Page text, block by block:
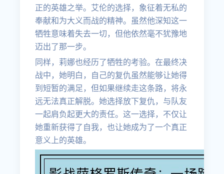
正的英雄之举。艾伦的选择，象征着无私的
奉献和为大义而战的精神。虽然他深知这一
牺牲意味着失去一切，但他依然毫不犹豫地
迈出了那一步。
同样，莉娜也经历了牺牲的考验。在最终决
战中，她明白，自己的复仇虽然能够让她得
到短暂的满足，但如果继续走这条路，将永
远无法真正解脱。她选择放下复仇，与队友
一起肩负起更大的责任。这一选择，不仅让
她重新获得了自我，也让她成为了一个真正
意义上的英雄。